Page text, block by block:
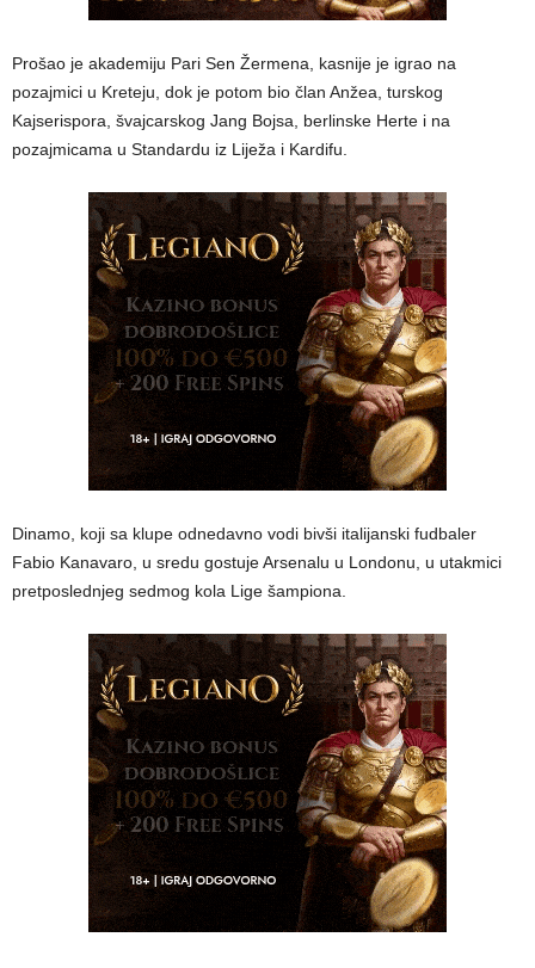
Prošao je akademiju Pari Sen Žermena, kasnije je igrao na
pozajmici u Kreteju, dok je potom bio član Anžea, turskog
Kajserispora, švajcarskog Jang Bojsa, berlinske Herte i na
pozajmicama u Standardu iz Liježa i Kardifu.
Dinamo, koji sa klupe odnedavno vodi bivši italijanski fudbaler
Fabio Kanavaro, u sredu gostuje Arsenalu u Londonu, u utakmici
pretposlednjeg sedmog kola Lige šampiona.